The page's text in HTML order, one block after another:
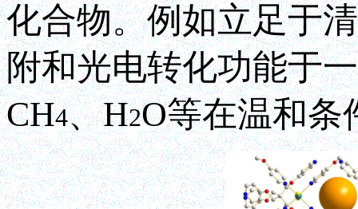
化合物。例如立足于
附和光电转化功能于
CH4、H2O等在温和条